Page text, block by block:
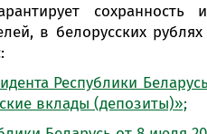
в белорусских
Республики
вклады (депозиты)»;